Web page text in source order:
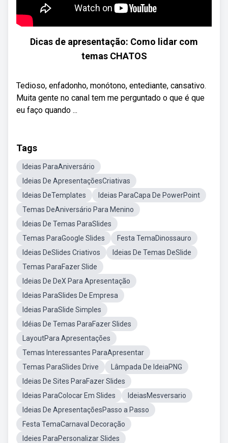
Dicas de apresentação: Como lidar com
temas CHATOS
Tedioso, enfadonho, monótono, entediante, cansativo.
Muita gente no canal tem me perguntado o que é que
eu faço quando ...
Tags
Ideias ParaAniversário
Ideias De ApresentaçõesCriativas
Ideias DeTemplates
Ideias ParaCapa De PowerPoint
Temas DeAniversário Para Menino
Ideias De Temas ParaSlides
Temas ParaGoogle Slides
Festa TemaDinossauro
Ideias DeSlides Criativos
Ideias De Temas DeSlide
Temas ParaFazer Slide
Ideias De DeX Para Apresentação
Ideias ParaSlides De Empresa
Ideias ParaSlide Simples
Idéias De Temas ParaFazer Slides
LayoutPara Apresentações
Temas Interessantes ParaApresentar
Temas ParaSlides Drive
Lâmpada De IdeiaPNG
Ideias De Sites ParaFazer Slides
Ideias ParaColocar Em Slides
IdeiasMesversario
Ideias De ApresentaçõesPasso a Passo
Festa TemaCarnaval Decoração
Ideies ParaPersonalizar Slides